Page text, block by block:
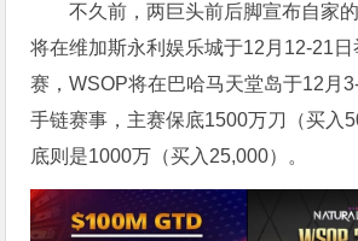
不久前，两巨头前后脚宣布自家
将在维加斯永利娱乐城于12月12-21
赛，WSOP将在巴哈马天堂岛于12月
手链赛事，主赛保底1500万刀（买入
底则是1000万（买入25,000）。